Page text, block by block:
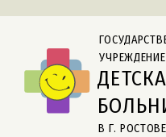
В Г.